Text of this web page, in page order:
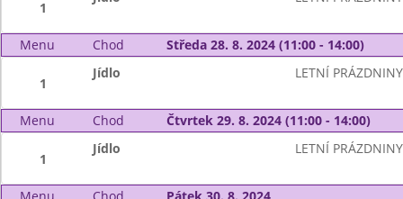
1
Menu Chod Středa 28. 8. 2024 (11:00 - 14:00)
1
Jídlo LETNÍ PRÁZDNINY
Menu Chod Čtvrtek 29. 8. 2024 (11:00 - 14:00)
1
Jídlo LETNÍ PRÁZDNINY